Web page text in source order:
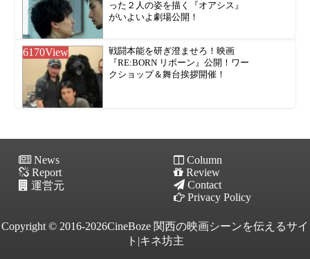
った２人の姿を描く『オアシス』
がいよいよ劇場公開！
6170View
戦闘本能を研ぎ澄ませろ！映画
『RE:BORN リボーン』公開！ワー
クショップ＆舞台挨拶開催！
News
Column
Report
Review
運営元
Contact
Privacy Policy
Copyright © 2016-2026CineBoze 関西の映画シーンを伝えるサイ
ト|キネ坊主